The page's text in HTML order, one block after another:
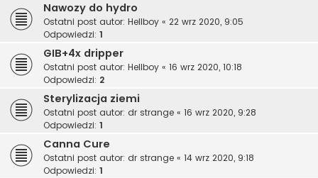
Nawozy do hydro
Ostatni post autor: Hellboy « 22 wrz 2020, 9:05
Odpowiedzi: 1
GIB+4x dripper
Ostatni post autor: Hellboy « 16 wrz 2020, 10:18
Odpowiedzi: 2
Sterylizacja ziemi
Ostatni post autor: dr strange « 16 wrz 2020, 9:28
Odpowiedzi: 1
Canna Cure
Ostatni post autor: dr strange « 14 wrz 2020, 9:18
Odpowiedzi: 1